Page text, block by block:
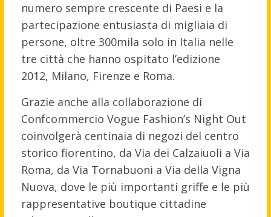
numero sempre crescente di Paesi e la
partecipazione entusiasta di migliaia di
persone, oltre 300mila solo in Italia nelle
tre città che hanno ospitato l’edizione
2012, Milano, Firenze e Roma.
Grazie anche alla collaborazione di
Confcommercio Vogue Fashion’s Night Out
coinvolgerà centinaia di negozi del centro
storico fiorentino, da Via dei Calzaiuoli a Via
Roma, da Via Tornabuoni a Via della Vigna
Nuova, dove le più importanti griffe e le più
rappresentative boutique cittadine